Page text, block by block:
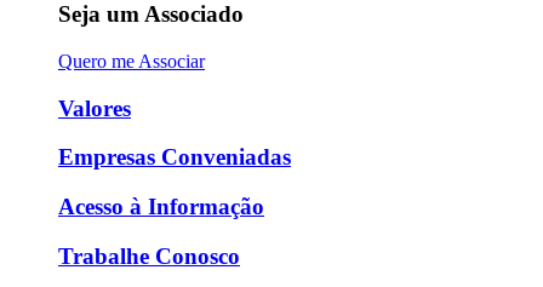
Seja um Associado
Quero me Associar
Valores
Empresas Conveniadas
Acesso à Informação
Trabalhe Conosco